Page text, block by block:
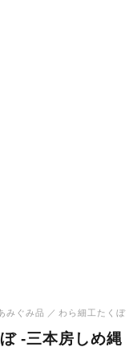
みぐみ品 わら細工たくぼ
-三本房しめ縄